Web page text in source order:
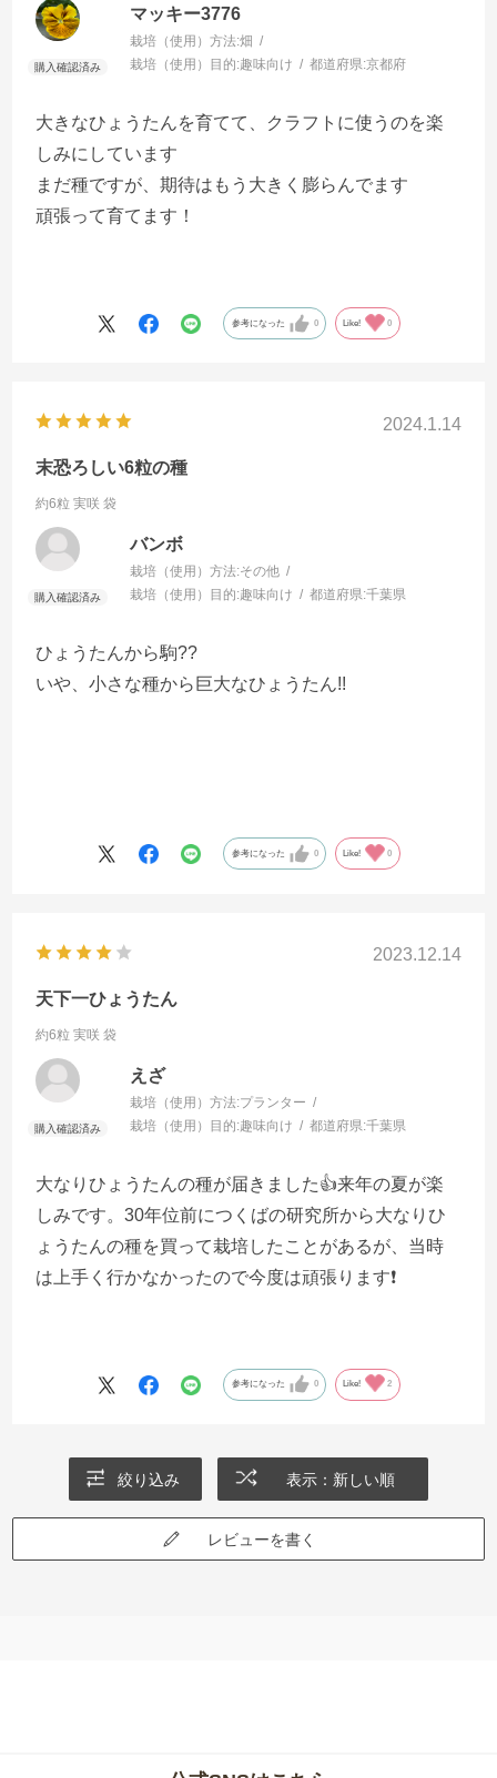
マッキー3776
栽培（使用）方法:畑
栽培（使用）目的:趣味向け 都道府県:京都府
大きなひょうたんを育てて、クラフトに使うのを楽
しみにしています
まだ種ですが、期待はもう大きく膨らんでます
頑張って育てます！
参考になった 0 Like! 0
2024.1.14
末恐ろしい6粒の種
約6粒 実咲 袋
バンボ
栽培（使用）方法:その他
栽培（使用）目的:趣味向け 都道府県:千葉県
ひょうたんから駒??
いや、小さな種から巨大なひょうたん!!
参考になった 0 Like! 0
2023.12.14
天下一ひょうたん
約6粒 実咲 袋
えざ
栽培（使用）方法:プランター
栽培（使用）目的:趣味向け 都道府県:千葉県
大なりひょうたんの種が届きました👍️来年の夏が楽
しみです。30年位前につくばの研究所から大なりひ
ょうたんの種を買って栽培したことがあるが、当時
は上手く行かなかったので今度は頑張ります❗️
参考になった 0 Like! 2
絞り込み 表示：新しい順
レビューを書く